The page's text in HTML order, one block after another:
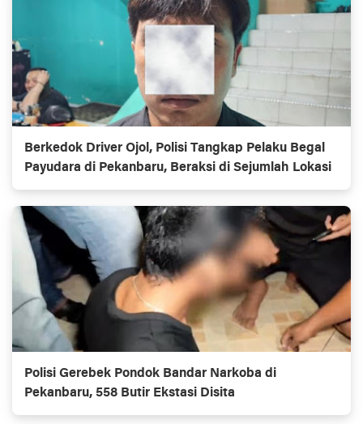
Berkedok Driver Ojol, Polisi Tangkap Pelaku Begal
Payudara di Pekanbaru, Beraksi di Sejumlah Lokasi
Polisi Gerebek Pondok Bandar Narkoba di
Pekanbaru, 558 Butir Ekstasi Disita